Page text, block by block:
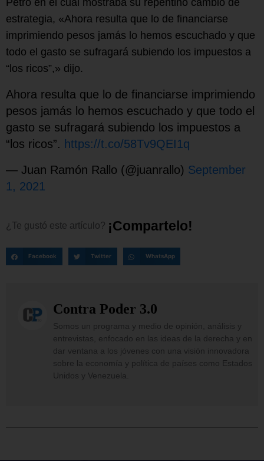
Petro en el cual mostraba su repentino cambio de
estrategia, «Ahora resulta que lo de financiarse
imprimiendo pesos jamás lo hemos escuchado y que
todo el gasto se sufragará subiendo los impuestos a
“los ricos”,» dijo.
Ahora resulta que lo de financiarse imprimiendo
pesos jamás lo hemos escuchado y que todo el
gasto se sufragará subiendo los impuestos a
“los ricos”. https://t.co/58Tv9QEI1q
— Juan Ramón Rallo (@juanrallo) September
1, 2021
¿Te gustó este artículo? ¡Comparte o!
Facebook Twitter WhatsApp
Contra Poder 3.0
Somos un programa y medio de opinión, análisis y
entrevistas, enfocado en las ideas de la derecha y en
dar ventana a los jóvenes con una visión innovadora
sobre la economía y política de países como Estados
Unidos y Venezuela.